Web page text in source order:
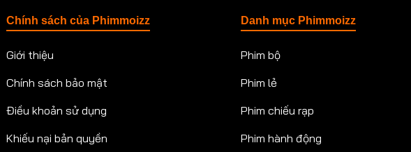
Chính sách của Phimmoizz
Giới thiệu
Chính sách bảo mật
Điều khoản sử dụng
Khiếu nại bản quyền
Danh mục Phimmoizz
Phim bộ
Phim lẻ
Phim chiếu rạp
Phim hành động